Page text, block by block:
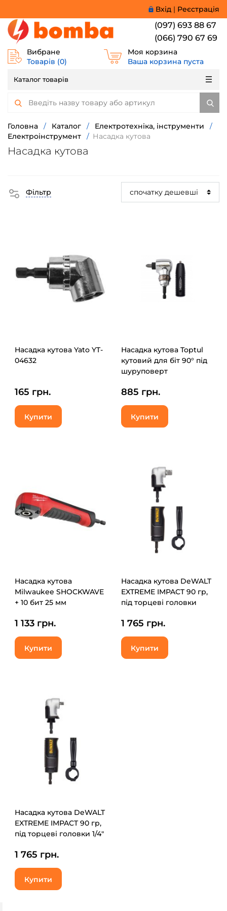
Вхід | Реєстрація
(097) 693 88 67
(066) 790 67 69
Вибране
Товарів (0)
Моя корзина
Ваша корзина пуста
Каталог товарів
Головна / Каталог / Електротехніка, інструменти
/
Електроінструмент
/ Насадка кутова
Насадка кутова
Фільтр
Насадка кутова Yato YT-
04632
165 грн.
Купити
Насадка кутова Toptul
кутовий для біт 90° під
шуруповерт
885 грн.
Купити
Насадка кутова
Milwaukee SHOCKWAVE
+ 10 бит 25 мм
1 133 грн.
Купити
Насадка кутова DeWALT
EXTREME IMPACT 90 гр,
під торцеві головки
1 765 грн.
Купити
Насадка кутова DeWALT
EXTREME IMPACT 90 гр,
під торцеві головки 1/4"
1 765 грн.
Купити